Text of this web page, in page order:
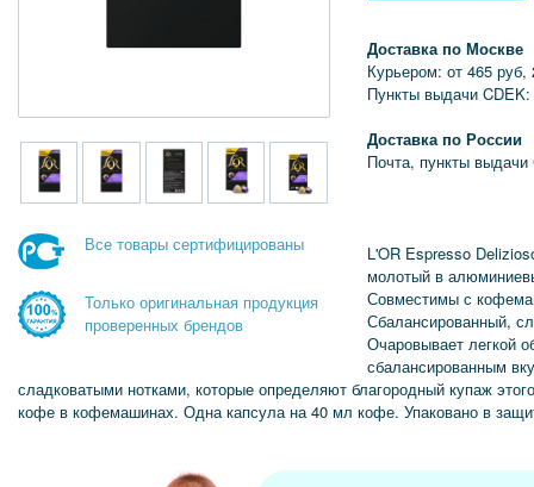
Все товары сертифицированы
Только оригинальная продукция
проверенных брендов
Доставка по Москве
Курьером: от 465 руб,
Пункты выдачи
Доставка по России
Почта, пункты выдачи
L'OR Espresso
молотый в
Совместимы с
Сбалансированный,
Очаровывает легкой
сбалансированным
сладковатыми нотками, которые определяют благородный купаж
кофе в кофемашинах. Одна капсула на 40 мл кофе. Упаковано в